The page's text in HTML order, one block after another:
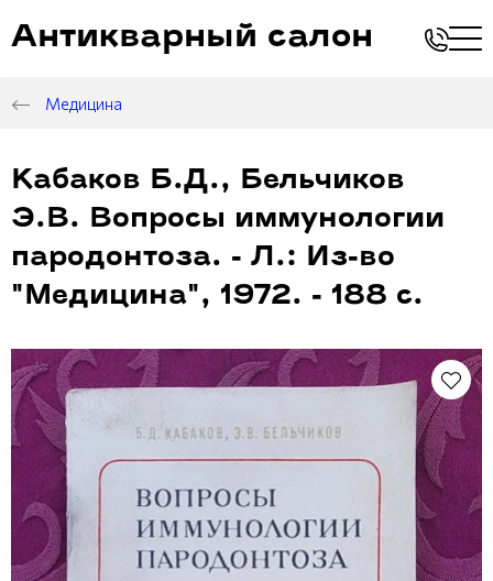
Антикварный салон
Медицина
Кабаков Б.Д., Бельчиков
Э.В. Вопросы иммунологии
пародонтоза. - Л.: Из-во
"Медицина", 1972. - 188 с.